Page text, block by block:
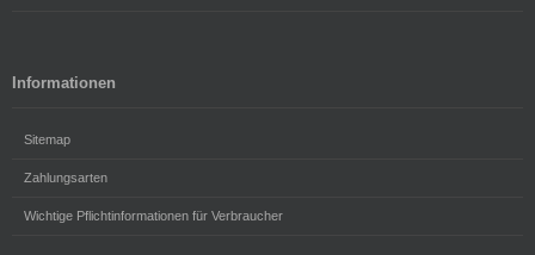
Informationen
Sitemap
Zahlungsarten
Wichtige Pflichtinformationen für Verbraucher